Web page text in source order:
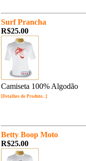
Surf Prancha
R$25.00
Camiseta 100% Algodão
[Detalhes do Produto...]
Betty Boop Moto
R$25.00